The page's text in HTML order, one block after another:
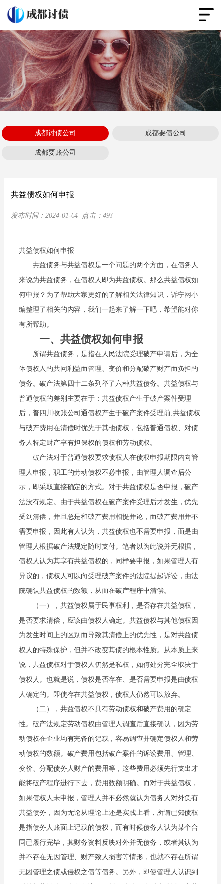
成都讨债公司 成都要债公司
成都要账公司
共益债权如何申报
发布时间： 2024-01-04点击： 493
共益债权如何申报
共益债务与共益债权是一个问题的两个方面，在债务人
来说为共益债务，在债权人即为共益债权。那么共益债权如
何申报？为了帮助大家更好的了解相关法律知识，诉宁网小
编整理了相关的内容，我们一起来了解一下吧，希望能对你
有所帮助。
一、共益债权如何申报
所谓共益债务，是指在人民法院受理破产申请后，为全
体债权人的共同利益而管理、变价和分配破产财产而负担的
债务。破产法第四十二条列举了六种共益债务。共益债权与
普通债权的差别主要在于：共益债权产生于破产案件受理
后，普四川收账公司通债权产生于破产案件受理前;共益债权
与破产费用在清偿时优先于其他债权，包括普通债权、对债
务人特定财产享有担保权的债权和劳动债权。
破产法对于普通债权要求债权人在债权申报期限内向管
理人申报，职工的劳动债权不必申报，由管理人调查后公
示，即采取直接确定的方式。对于共益债权是否申报，破产
法没有规定。由于共益债权在破产案件受理后才发生，优先
受到清偿，并且总是和破产费用相提并论，而破产费用并不
需要申报，因此有人认为，共益债权也不需要申报，而是由
管理人根据破产法规定随时支付。笔者以为此说并无根据，
债权人认为其享有共益债权的，同样要申报，如果管理人有
异议的，债权人可以向受理破产案件的法院提起诉讼，由法
院确认共益债权的数额，从而在破产程序中清偿。
（一），共益债权属于民事权利，是否存在共益债权，
是否要求清偿，应该由债权人确定。共益债权与其他债权因
为发生时间上的区别而导致其清偿上的优先性，是对共益债
权人的特殊保护，但并不改变其债的根本性质。从本质上来
说，共益债权对于债权人仍然是私权，如何处分完全取决于
债权人。也就是说，债权是否存在、是否需要申报是由债权
人确定的。即使存在共益债权，债权人仍然可以放弃。
（二），共益债权不具有劳动债权和破产费用的确定
性。破产法规定劳动债权由管理人调查后直接确认，因为劳
动债权在企业均有完备的记载，容易调查并确定债权人和劳
动债权的数额。破产费用包括破产案件的诉讼费用、管理、
变价、分配债务人财产的费用等，这些费用必须先行支出才
能将破产程序进行下去，费用数额明确。而对于共益债权，
如果债权人未申报，管理人并不必然就认为债务人对外负有
共益债务，因为无论从理论上还是实践上看，所谓已知债权
是指债务人账面上记载的债权，而有时候债务人认为某个合
同已履行完毕，其财务资料反映对外并无债务，或者其认为
并不存在无因管理、财产致人损害等情形，也就不存在所谓
无因管理之债或侵权之债等债务。另外，即使管理人认识到